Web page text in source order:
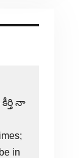
నా
in